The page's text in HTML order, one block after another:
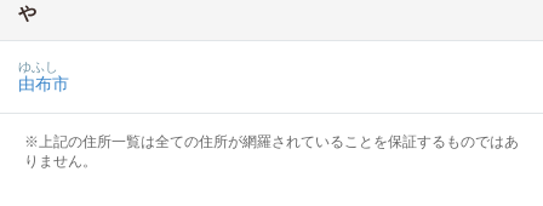
や
由布市
ゆふし
※上記の住所一覧は全ての住所が網羅されていることを保証するものではあ
りません。